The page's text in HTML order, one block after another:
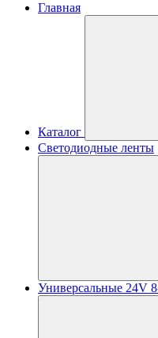
Главная
Каталог
Светодиодные ленты
Универсальные 24V